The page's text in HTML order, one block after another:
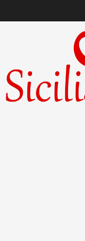
al